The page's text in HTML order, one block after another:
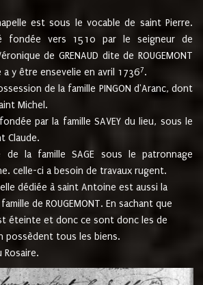
est sous le vocable de saint Pierre.
fondée vers 1510 par le seigneur de
de GRENAUD dite de ROUGEMONT
a y être ensevelie en avril 17367.
de la famille PINGON d'Aranc, dont
Michel.
par la famille SAVEY du lieu, sous le
Claude.
de la famille SAGE sous le patronnage
celle-ci a besoin de travaux rugent.
dédiée à saint Antoine est aussi la
de ROUGEMONT. En sachant que
éteinte et donc ce sont donc les de
possèdent tous les biens.
Rosaire.